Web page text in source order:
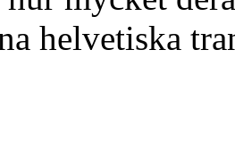
helvetiska